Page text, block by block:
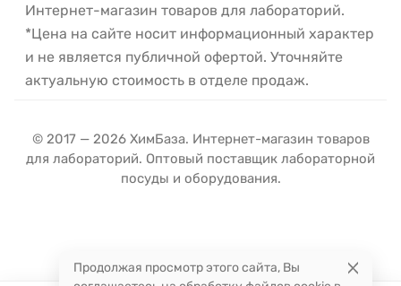
Интернет-магазин товаров для лабораторий.
*Цена на сайте носит информационный характер
и не является публичной офертой. Уточняйте
актуальную стоимость в отделе продаж.
© 2017 — 2026 ХимБаза. Интернет-магазин товаров
для лабораторий. Оптовый поставщик лабораторной
посуды и оборудования.
Продолжая просмотр этого сайта, Вы